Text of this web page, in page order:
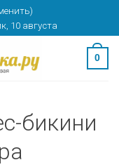
)
10 августа
0
бикини